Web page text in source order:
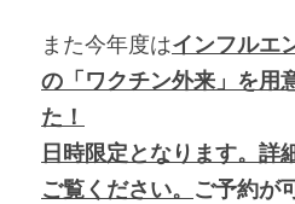
また今年度はインフルエ
の「ワクチン外来」 を用
た！
日時限定となります。詳
ご覧ください。 ご予約が